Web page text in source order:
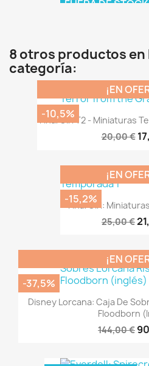
FUERA DE STOCK
8 otros productos en
categoría:
Final Girl T2 - Miniaturas
20,00 €
¡EN
-10,5%
Final Girl:
25,00 €
¡EN
-15,2%
Disney Lorcana: Caja De
Floodborn
144,00 €
¡EN
-37,5%